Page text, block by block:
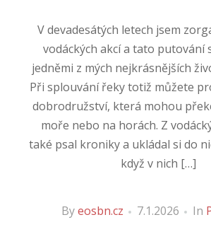
V devadesátých letech jsem
vodáckých akcí a tato putování
jedněmi z mých nejkrásnějších
Při splouvání řeky totiž můžete
dobrodružství, která mohou
moře nebo na horách. Z
také psal kroniky a ukládal si do
když v nich […]
Byeosbn.cz 7.1.2026 In